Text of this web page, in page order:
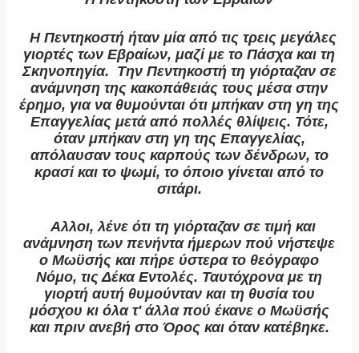
Η Πεντηκοστή ήταν μία από τις τρεις μεγάλες
γιορτές των Εβραίων, μαζί με το Πάσχα και τη
Σκηνοπηγία. Την Πεντηκοστή τη γιόρταζαν σε
ανάμνηση της κακοπάθειάς τους μέσα στην
έρημο, για να θυμούνται ότι μπήκαν στη γη της
Επαγγελίας μετά από πολλές θλίψεις. Τότε,
όταν μπήκαν στη γη της Επαγγελίας,
απόλαυσαν τους καρπούς των δένδρων, το
κρασί και το ψωμί, το όποιο γίνεται από το
σιτάρι.
Αλλοι, λένε ότι τη γιόρταζαν σε τιμή και
ανάμνηση των πενήντα ήμερων πού νήστεψε
ο Μωϋσής και πήρε ύστερα το θεόγραφο
Νόμο, τις Δέκα Εντολές. Ταυτόχρονα με τη
γιορτή αυτή θυμούνταν και τη θυσία του
μόσχου κι όλα τ' άλλα πού έκανε ο Μωϋσής
και πριν ανεβή στο Όρος και όταν κατέβηκε.